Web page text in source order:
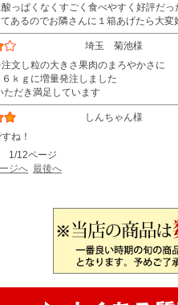
っぱくなくすごく食べやすく好評だっ
あるのでお隣さんに１箱あげたら大
埼玉 菊池様
文し粒の大きさ果肉のまろやかさに
ｋｇに増量発注しました
ただき満足しています
しんちゃん様
ね！
1/12ページ
ジへ 最後へ